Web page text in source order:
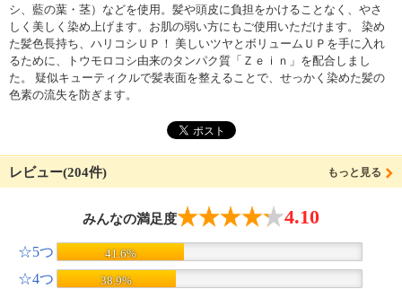
シ、藍の葉・茎）などを使用。髪や頭皮に負担をかけることなく、やさ
しく美しく染め上げます。お肌の弱い方にもご使用いただけます。 染め
た髪色長持ち、ハリコシＵＰ！ 美しいツヤとボリュームＵＰを手に入れ
るために、トウモロコシ由来のタンパク質「Ｚｅｉｎ」を配合しまし
た。 疑似キューティクルで髪表面を整えることで、せっかく染めた髪の
色素の流失を防ぎます。
レビュー(204件) もっと見る
みんなの満足度 4.10
☆5つ 41.6%
☆4つ 38.9%